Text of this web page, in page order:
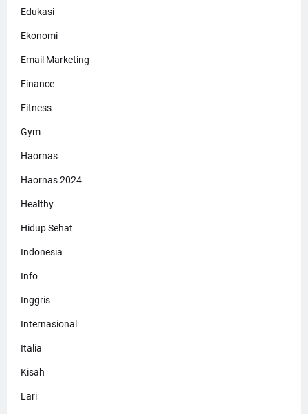
Edukasi
Ekonomi
Email Marketing
Finance
Fitness
Gym
Haornas
Haornas 2024
Healthy
Hidup Sehat
Indonesia
Info
Inggris
Internasional
Italia
Kisah
Lari